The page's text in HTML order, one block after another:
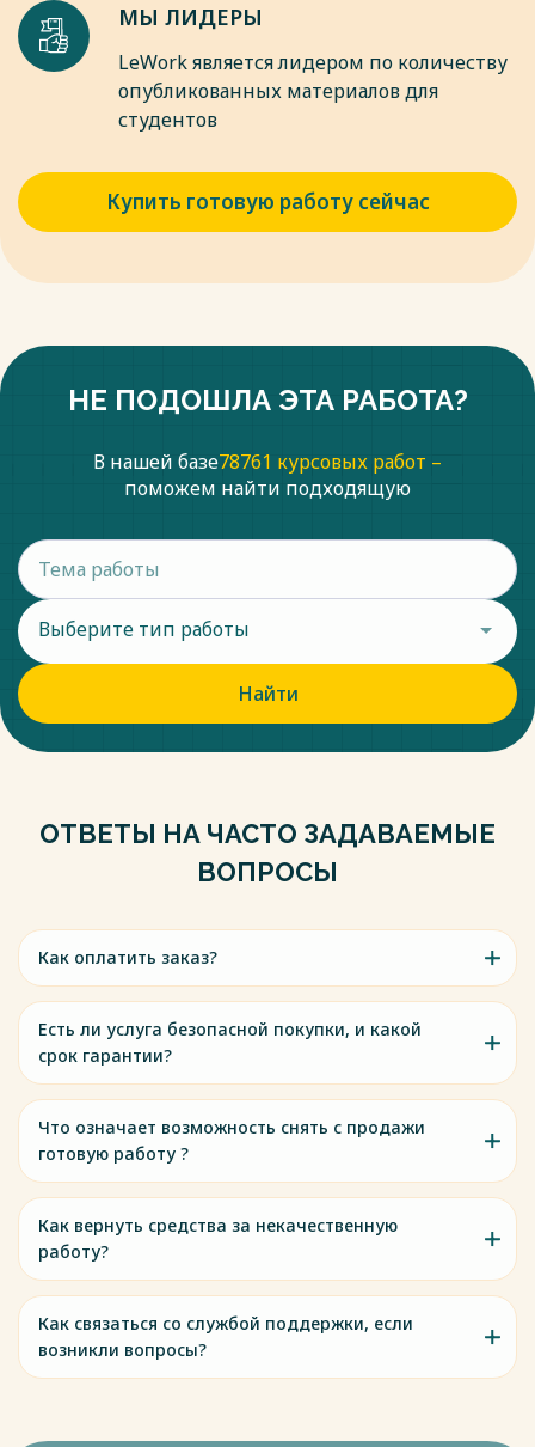
МЫ ЛИДЕРЫ
LeWork является лидером по количеству
опубликованных материалов для
студентов
Купить готовую работу сейчас
НЕ ПОДОШЛА ЭТА РАБОТА?
В нашей базе78761 курсовых работ –
поможем найти подходящую
Выберите тип работы
Найти
ОТВЕТЫ НА ЧАСТО ЗАДАВАЕМЫЕ
ВОПРОСЫ
Как оплатить заказ?
Есть ли услуга безопасной покупки, и какой
срок гарантии?
Что означает возможность снять с продажи
готовую работу ?
Как вернуть средства за некачественную
работу?
Как связаться со службой поддержки, если
возникли вопросы?